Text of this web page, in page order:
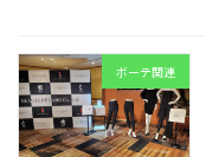
ボーテ関連